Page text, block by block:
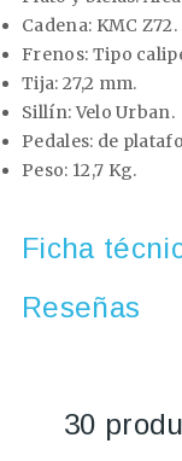
Cadena: KMC Z72.
Frenos: Tipo
Tija: 27,2 mm.
Sillín:Velo Urban.
Pedales: de
Peso: 12,7 Kg.
Ficha
Reseñas
30